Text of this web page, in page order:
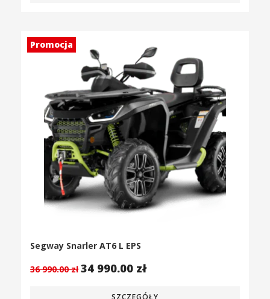
Promocja
Segway Snarler AT6 L EPS
36 990.00zł 34 990.00 zł